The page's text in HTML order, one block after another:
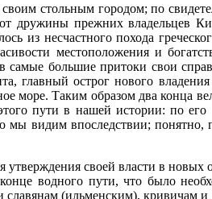
стольным городом; по
дружины прежних владельцев
из несчастного похода
местоположения и
самые большие притоки свои
главный острог нового
море. Таким образом два конца
пути в нашей истории: по его
видим впоследствии;
своей власти в
водного пути, что было
славянам (ильменским), кривичам